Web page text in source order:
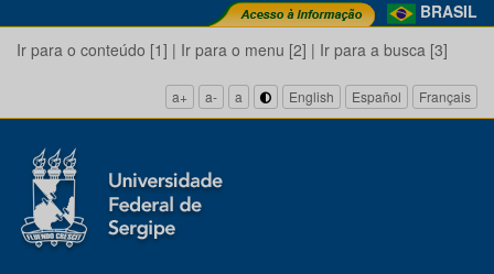
BRASIL
Ir para o conteúdo [1] | Ir para o menu [2] | Ir para a busca [3]
a+ a- a English Español Français